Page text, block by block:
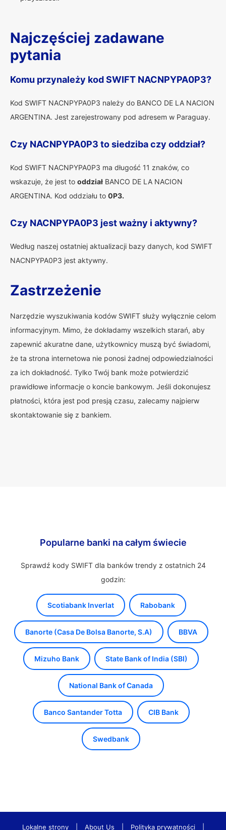
Najczęściej zadawane
pytania
Komu przynależy kod SWIFT NACNPYPA0P3?
Kod SWIFT NACNPYPA0P3 należy do BANCO DE LA NACION
ARGENTINA. Jest zarejestrowany pod adresem w Paraguay.
Czy NACNPYPA0P3 to siedziba czy oddział?
Kod SWIFT NACNPYPA0P3 ma długość 11 znaków, co
wskazuje, że jest to oddział BANCO DE LA NACION
ARGENTINA. Kod oddziału to 0P3.
Czy NACNPYPA0P3 jest ważny i aktywny?
Według naszej ostatniej aktualizacji bazy danych, kod SWIFT
NACNPYPA0P3 jest aktywny.
Zastrzeżenie
Narzędzie wyszukiwania kodów SWIFT służy wyłącznie celom
informacyjnym. Mimo, że dokładamy wszelkich starań, aby
zapewnić akuratne dane, użytkownicy muszą być świadomi,
że ta strona internetowa nie ponosi żadnej odpowiedzialności
za ich dokładność. Tylko Twój bank może potwierdzić
prawidłowe informacje o koncie bankowym. Jeśli dokonujesz
płatności, która jest pod presją czasu, zalecamy najpierw
skontaktowanie się z bankiem.
Popularne banki na całym świecie
Sprawdź kody SWIFT dla banków trendy z ostatnich 24
godzin:
Scotiabank Inverlat Rabobank
Banorte (Casa De Bolsa Banorte, S.A) BBVA
Mizuho Bank State Bank of India (SBI)
National Bank of Canada
Banco Santander Totta CIB Bank
Swedbank
Lokalne strony About Us Polityka prywatności